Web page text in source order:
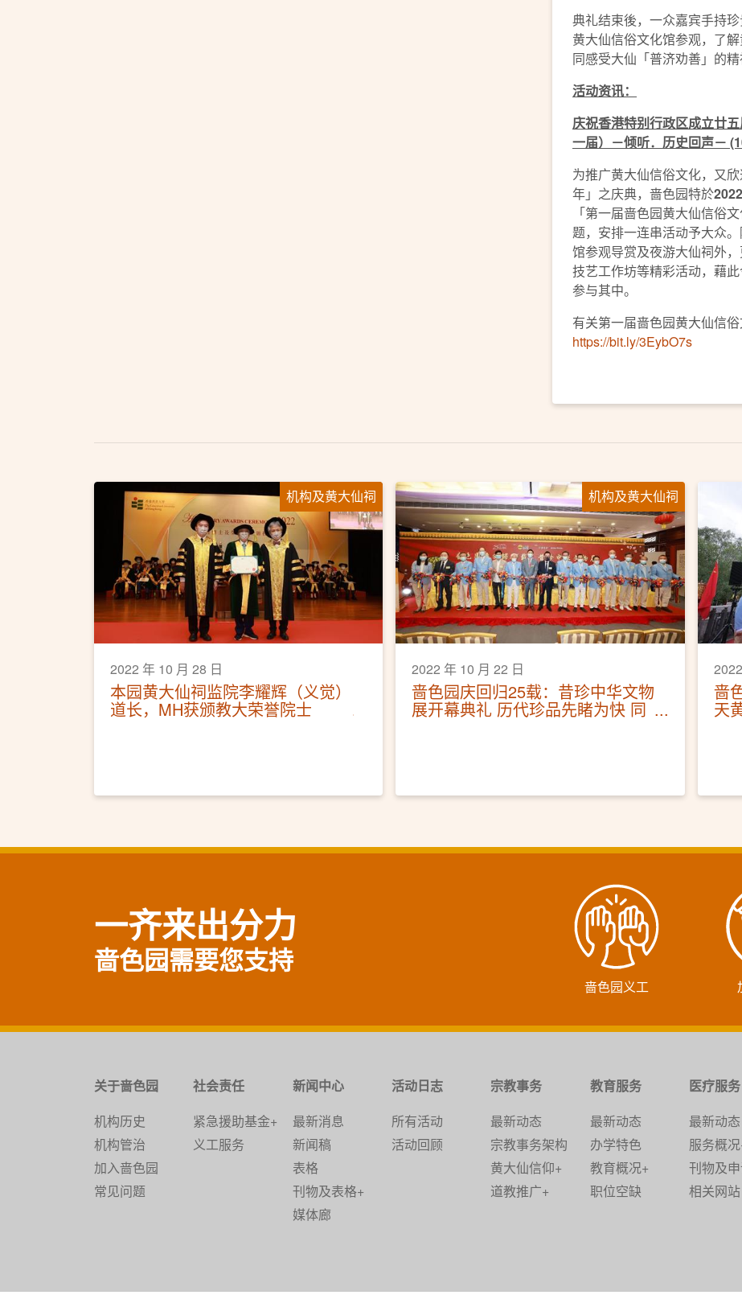
典礼结束後，一众嘉宾手持
黄大仙信俗文化馆参观，了
同感受大仙「普济劝善」的精
活动资讯：
庆祝香港特别行政区成立廿
一届）－倾听．历史回声－
为推广黄大仙信俗文化，又
年」之庆典，啬色园特於2022
「第一届啬色园黄大仙信俗
题，安排一连串活动予大众
馆参观导赏及夜游大仙祠外
技艺工作坊等精彩活动，藉
参与其中。
有关第一届啬色园黄大仙信
https://bit.ly/3EybO7s
机构及黄大仙祠
2022 年 10 月 28 日
本园黄大仙祠监院李耀辉（义觉）
道长，MH获颁教大荣誉院士
机构及黄大仙祠
2022 年 10 月 22 日
啬色园庆回归25载：昔珍中华文物
展开幕典礼 历代珍品先睹为快 同
啬
天
一齐来出分力
啬色园需要您支持
啬色园义工
关于啬色园
机构历史
机构管治
加入啬色园
常见问题
社会责任
紧急援助基金+
义工服务
新闻中心
最新消息
新闻稿
表格
刊物及表格+
媒体廊
活动日志
所有活动
活动回顾
宗教事务
最新动态
宗教事务架构
黄大仙信仰+
道教推广+
教育服务
最新动态
办学特色
教育概况+
职位空缺
医疗服务
最新动态
服务概
刊物及
相关网站